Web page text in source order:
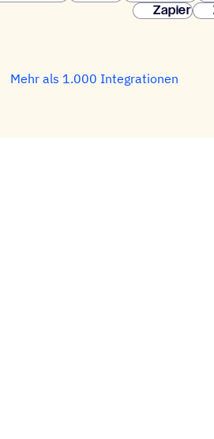
Zapier
Mehr als 1.000 Integrationen